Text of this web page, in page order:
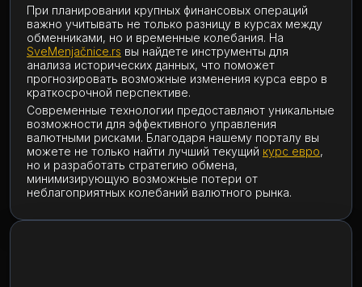
При планировании крупных финансовых операций
важно учитывать не только разницу в курсах между
обменниками, но и временные колебания. На
SveMenjačnice.rs вы найдете инструменты для
анализа исторических данных, что поможет
прогнозировать возможные изменения курса евро в
краткосрочной перспективе.
Современные технологии предоставляют уникальные
возможности для эффективного управления
валютными рисками. Благодаря нашему порталу вы
можете не только найти лучший текущий курс евро,
но и разработать стратегию обмена,
минимизирующую возможные потери от
неблагоприятных колебаний валютного рынка.